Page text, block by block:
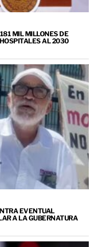
MIL MILLONES DE
AL 2030
EVENTUAL
A LA GUBERNATURA